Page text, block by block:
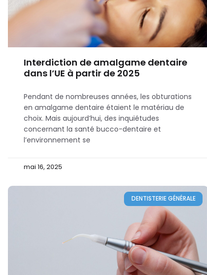
Interdiction de amalgame dentaire
dans l’UE à partir de 2025
Pendant de nombreuses années, les obturations
en amalgame dentaire étaient le matériau de
choix. Mais aujourd’hui, des inquiétudes
concernant la santé bucco-dentaire et
l’environnement se
mai 16, 2025
DENTISTERIE GÉNÉRALE